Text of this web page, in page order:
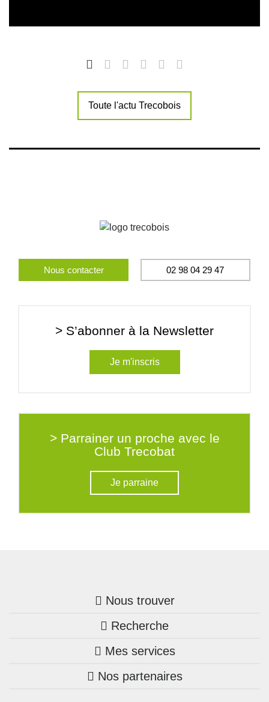
Toute l'actu Trecobois
Nous contacter 02 98 04 29 47
> S’abonner à la Newsletter
Je m'inscris
> Parrainer un proche avec le
Club Trecobat
Je parraine
Nous trouver
Trouver une agence
Bretagne
Pays de la Loire
Recherche
Nos annonces
Maison + terrain
Mes services
Mon compte Trecobois
Nos partenaires